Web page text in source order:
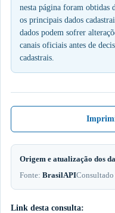
nesta página foram obtidas
os principais dados
dados podem sofrer
canais oficiais antes de
cadastrais.
Origem e atualização dos
Fonte: BrasilAPIConsultado
Link desta consulta: